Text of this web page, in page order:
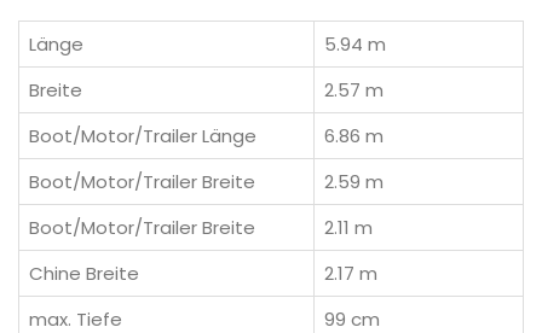
Länge
5.94 m
Breite
2.57 m
Boot/Motor/Trailer Länge
6.86 m
Boot/Motor/Trailer Breite
2.59 m
Boot/Motor/Trailer Breite
2.11 m
Chine Breite
2.17 m
max. Tiefe
99 cm